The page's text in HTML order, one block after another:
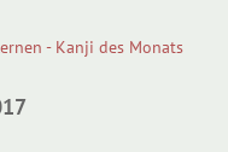
- Kanji des Monats